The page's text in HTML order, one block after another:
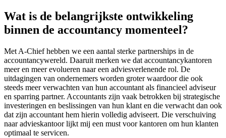
Wat is de belangrijkste ontwikkeling
binnen de accountancy momenteel?
Met A-Chief hebben we een aantal sterke partnerships in de
accountancywereld. Daaruit merken we dat accountancykantoren
meer en meer evolueren naar een adviesverlenende rol. De
uitdagingen van ondernemers worden groter waardoor die ook
steeds meer verwachten van hun accountant als financieel adviseur
en sparring partner. Accountants zijn vaak betrokken bij strategische
investeringen en beslissingen van hun klant en die verwacht dan ook
dat zijn accountant hem hierin volledig adviseert. Die verschuiving
naar advieskantoor lijkt mij een must voor kantoren om hun klanten
optimaal te servicen.